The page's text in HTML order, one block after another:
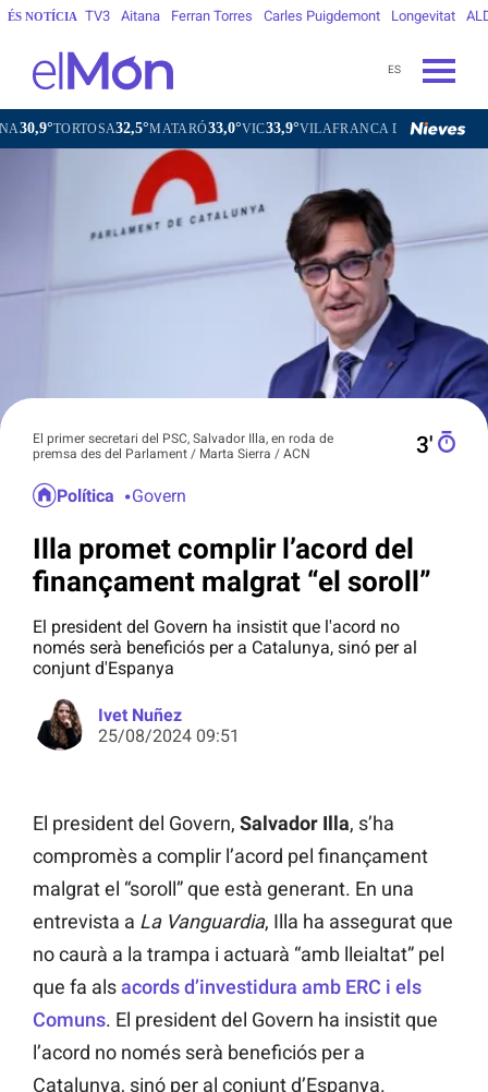
ÉS NOTÍCIA TV3 Aitana Ferran Torres Carles Puigdemont Longevitat
ES
TORTOSA32,5°MATARÓ33,0°VIC33,9°VILAFRANCA DEL PENEDÈS32,5°
El primer secretari del PSC, Salvador Illa, en roda de
premsa des del Parlament / Marta Sierra / ACN
3′
Política Govern
Illa promet complir l’acord del
finançament malgrat “el soroll”
El president del Govern ha insistit que l'acord no
només serà beneficiós per a Catalunya, sinó per al
conjunt d'Espanya
Ivet Nuñez
25/08/2024 09:51
El president del Govern, Salvador Illa, s’ha
compromès a complir l’acord pel finançament
malgrat el “soroll” que està generant. En una
entrevista a La Vanguardia, Illa ha assegurat que
no caurà a la trampa i actuarà “amb lleialtat” pel
que fa alsacords d’investidura amb ERC i els
Comuns. El president del Govern ha insistit que
l’acord no només serà beneficiós per a
Catalunya, sinó per al conjunt d’Espanya.